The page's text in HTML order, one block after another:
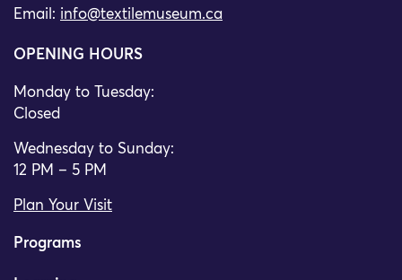
Email: info@textilemuseum.ca
OPENING HOURS
Monday to Tuesday:
Closed
Wednesday to Sunday:
12 PM – 5 PM
Plan Your Visit
Programs